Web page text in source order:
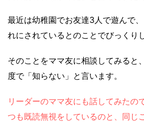
最近は幼稚園でお友達3人で遊んで
れにされているとのことでびっくり
そのことをママ友に相談してみると
度で「知らない」と言います。
リーダーのママ友にも話してみたの
つも既読無視をしているのと、同じ